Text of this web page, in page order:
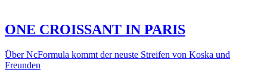
ONE CROISSANT IN PARIS
Über NcFormula kommt der neuste Streifen von Koska und
Freunden